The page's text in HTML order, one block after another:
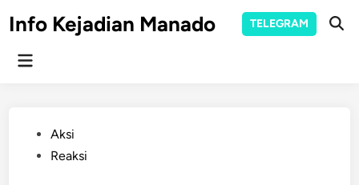
toInfo Kejadian Manado TELEGRAM
Main
PostedAksi
Reaksi